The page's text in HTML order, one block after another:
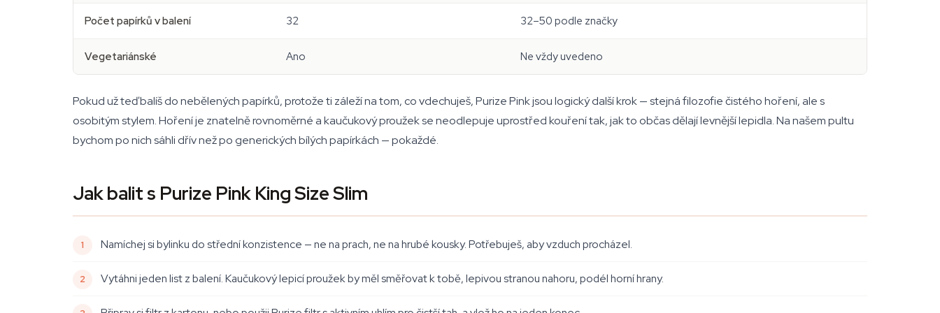
Počet papírků v balení 32 32–50 podle značky
Vegetariánské Ano Ne vždy uvedeno
Pokud už teď balíš do nebělených papírků, protože ti záleží na tom, co vdechuješ, Purize Pink jsou logický další krok — stejná filozofie čistého hoření, ale s
osobitým stylem. Hoření je znatelně rovnoměrné a kaučukový proužek se neodlepuje uprostřed kouření tak, jak to občas dělají levnější lepidla. Na našem pultu
bychom po nich sáhli dřív než po generických bílých papírkách — pokaždé.
Jak balit s Purize Pink King Size Slim
Namíchej si bylinku do střední konzistence — ne na prach, ne na hrubé kousky. Potřebuješ, aby vzduch procházel.
Vytáhni jeden list z balení. Kaučukový lepicí proužek by měl směřovat k tobě, lepivou stranou nahoru, podél horní hrany.